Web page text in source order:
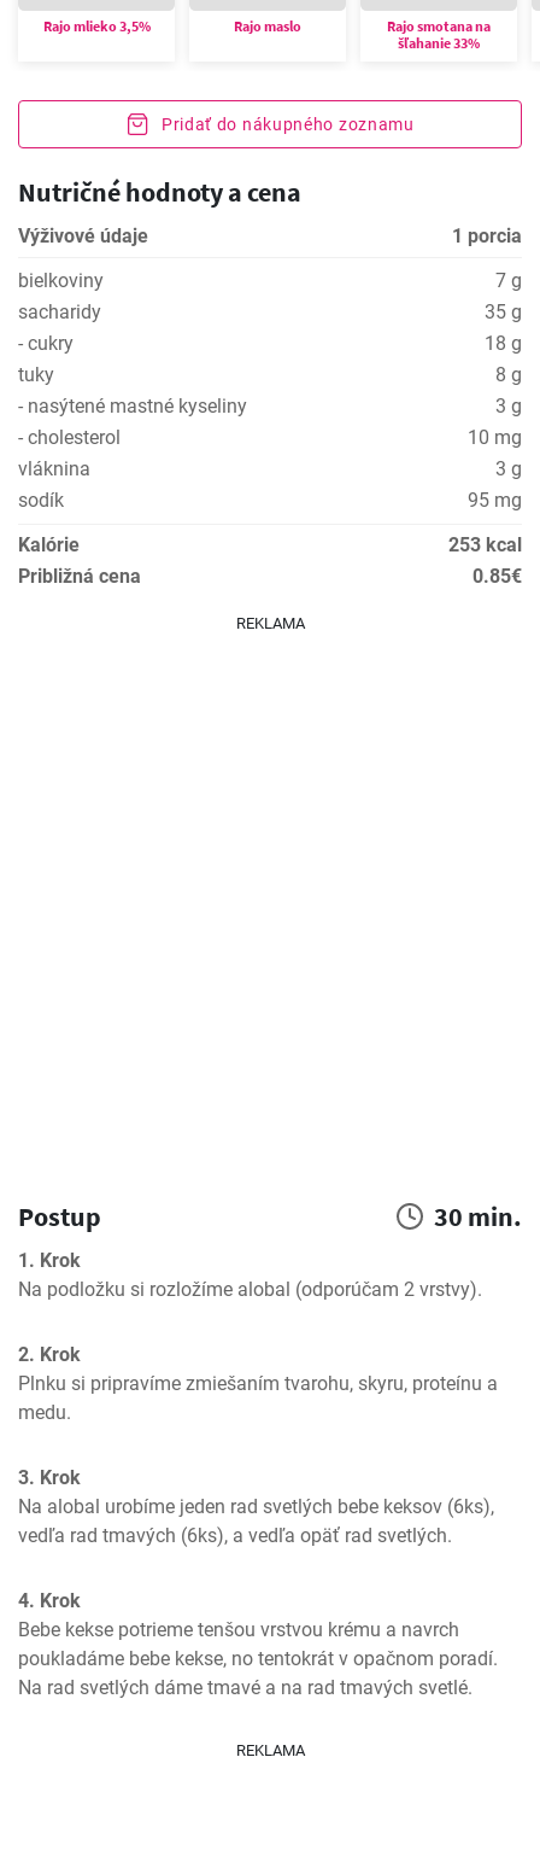
Rajo mlieko 3,5% Rajo maslo
Rajo smotana na
šľahanie 33%
Pridať do nákupného zoznamu
Nutričné hodnoty a cena
Výživové údaje
1 porcia
bielkoviny
7 g
sacharidy
35 g
- cukry
18 g
tuky
8 g
- nasýtené mastné kyseliny
3 g
- cholesterol
10 mg
vláknina
3 g
sodík
95 mg
Kalórie
253 kcal
Približná cena
0.85€
REKLAMA
Postup 30 min.
1. Krok
Na podložku si rozložíme alobal (odporúčam 2 vrstvy).
2. Krok
Plnku si pripravíme zmiešaním tvarohu, skyru, proteínu a
medu.
3. Krok
Na alobal urobíme jeden rad svetlých bebe keksov (6ks),
vedľa rad tmavých (6ks), a vedľa opäť rad svetlých.
4. Krok
Bebe kekse potrieme tenšou vrstvou krému a navrch
poukladáme bebe kekse, no tentokrát v opačnom poradí.
Na rad svetlých dáme tmavé a na rad tmavých svetlé.
REKLAMA